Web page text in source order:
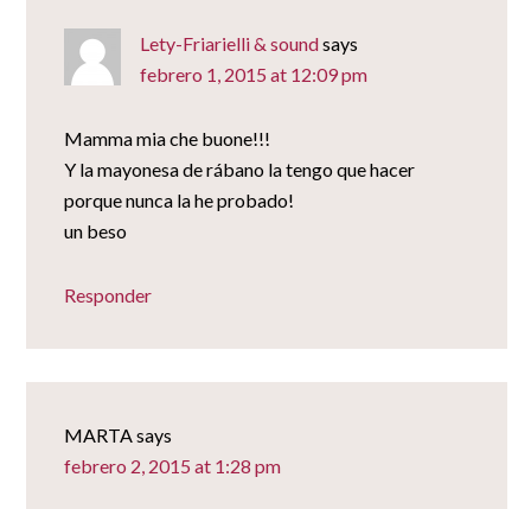
Lety-Friarielli & soundsays
febrero 1, 2015 at 12:09 pm
Mamma mia che buone!!!
Y la mayonesa de rábano la tengo que hacer
porque nunca la he probado!
un beso
Responder
MARTA says
febrero 2, 2015 at 1:28 pm